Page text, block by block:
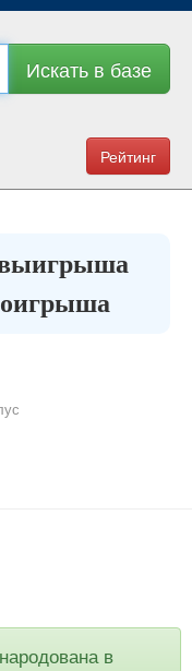
Искать в базе
Рейтинг
выигрыша
в